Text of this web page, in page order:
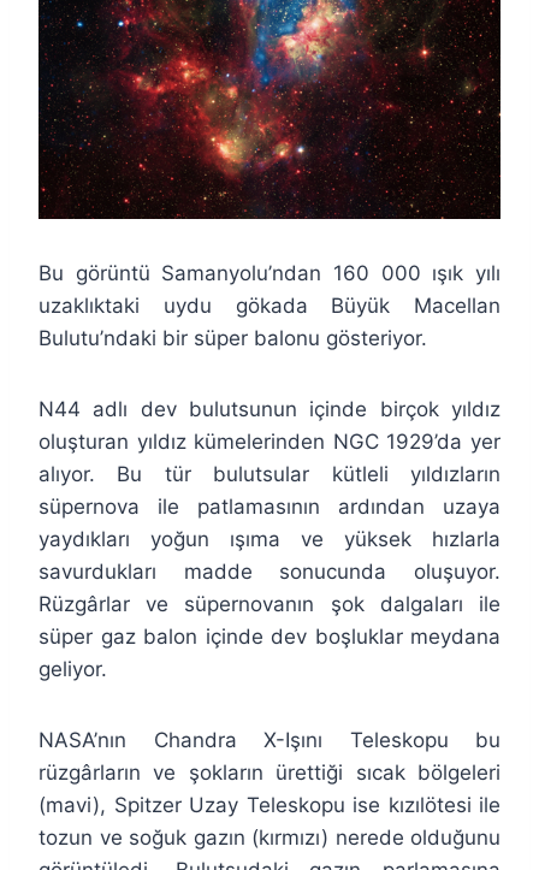
Bu görüntü Samanyolu’ndan 160 000 ışık yılı
uzaklıktaki uydu gökada Büyük Macellan
Bulutu’ndaki bir süper balonu gösteriyor.
N44 adlı dev bulutsunun içinde birçok yıldız
oluşturan yıldız kümelerinden NGC 1929’da yer
alıyor. Bu tür bulutsular kütleli yıldızların
süpernova ile patlamasının ardından uzaya
yaydıkları yoğun ışıma ve yüksek hızlarla
savurdukları madde sonucunda oluşuyor.
Rüzgârlar ve süpernovanın şok dalgaları ile
süper gaz balon içinde dev boşluklar meydana
geliyor.
NASA’nın Chandra X-Işını Teleskopu bu
rüzgârların ve şokların ürettiği sıcak bölgeleri
(mavi), Spitzer Uzay Teleskopu ise kızılötesi ile
tozun ve soğuk gazın (kırmızı) nerede olduğunu